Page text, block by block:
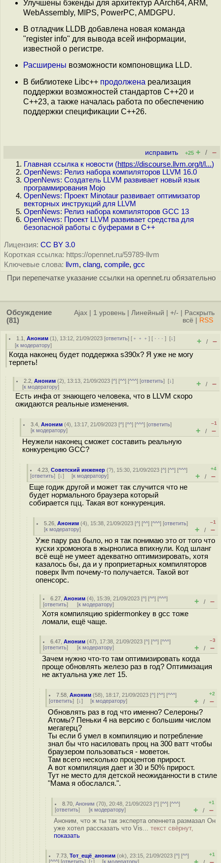
Улучшены бэкенды для архитектур AArch64, ARM,
WebAssembly, MIPS, PowerPC, AMDGPU.
В отладчик LLDB добавлена новая команда
"register info" для вывода всей информации,
известной о регистре.
Расширены возможности компоновщика LLD.
В библиотеке Libc++ продолжена реализация
поддержки возможностей стандартов C++20 и
C++23, а также началась работа по обеспечению
поддержки спецификации C++26.
исправить +25 + / –
Главная ссылка к новости (https://discourse.llvm.org/t/l...)
OpenNews: Релиз набора компиляторов LLVM 16.0
OpenNews: Создатель LLVM развивает новый язык
программирования Mojo
OpenNews: Проект Minotaur развивает оптимизатор
векторных инструкций для LLVM
OpenNews: Релиз набора компиляторов GCC 13
OpenNews: Проект LLVM развивает средства для
безопасной работы с буферами в C++
Лицензия: CC BY 3.0
Короткая ссылка: https://opennet.ru/59789-llvm
Ключевые слова:
llvm, clang, compile, gcc
При перепечатке указание ссылки на opennet.ru обязательно
Обсуждение
(81)
Ajax 1 уровень Линейный +/-
Раскрыть
всё
RSS
1.1 ,Аноним (1), 13:12, 21/09/2023 [ответить] [ ﹢﹢﹢] [ · · ·][↓]
[к модератору] + / –
Когда наконец будет поддержка s390x? Я уже не могу
терпеть!
2.2 ,Аноним (2), 13:13, 21/09/2023 [^] [^^] [^^^] [ответить][↓]
[к модератору] + / –
Есть инфа от знающего человека, что в LLVM скоро
ожидаются реальные изменения.
3.4 ,Аноним (4), 13:17, 21/09/2023 [^] [^^] [^^^] [ответить]
[к модератору]
–1
+ / –
Неужели наконец сможет составить реальную
конкуренцию GCC?
4.23 ,Советский инженер (?), 15:30, 21/09/2023 [^] [^^] [^^^]
[ответить] [↓] [к модератору]
+4
+ / –
Еще годик другой и может так случится что не
будет нормального браузера который
собирается гцц. Такая вот конкуренция.
5.26 ,Аноним (4), 15:38, 21/09/2023 [^] [^^] [^^^] [ответить]
[к модератору]
–1
+ / –
Уже пару раз было, но я так понимаю это от того что
куски хромонога в жырнолиса впихнули. Код шланг
всё ещё не умеет адекватно оптимизировать, хотя
казалось бы, да и у проприетарных компиляторов
поверх llvm почему-то получается. Такой вот
опенсорс.
6.27 ,Аноним (4), 15:39, 21/09/2023 [^] [^^] [^^^]
[ответить] [к модератору] + / –
Хотя компиляцию spidermonkey в gcc тоже
ломали, ещё чаще.
6.47 ,Аноним (47), 17:38, 21/09/2023 [^] [^^] [^^^]
[ответить] [к модератору]
–3
+ / –
Зачем нужно что-то там оптимизировать когда
проще обновлять железо раз в год? Оптимизация
не актуальна уже лет 15.
7.58 ,Аноним (58), 18:17, 21/09/2023 [^] [^^] [^^^]
[ответить] [↓] [к модератору]
+2
+ / –
Обновлять раз в год что именно? Селероны?
Атомы? Пеньки 4 на версию с большим числом
мегагерц?
Ты если б умел в компиляцию и потребление
знал бы что насиловать проц на 300 ватт чтобы
браузером пользоваться - моветон.
Там всего несколько процентов прирост.
А вот компиляция дает и 30 и 50% прирост.
Тут не место для детской неожиданности в стиле
"Мама я обослался.".
8.70 ,Аноним (70), 20:48, 21/09/2023 [^] [^^] [^^^]
[ответить] [к модератору]
+1
+ / –
Аноним, что ж ты так эксперта опеннета размазал Он
уже хотел рассказать что Vis... текст свёрнут,
показать
7.73 ,Тот_ещё_аноним (ok), 23:15, 21/09/2023 [^] [^^]
[^^^] [ответить] [↑] [к модератору]
+1